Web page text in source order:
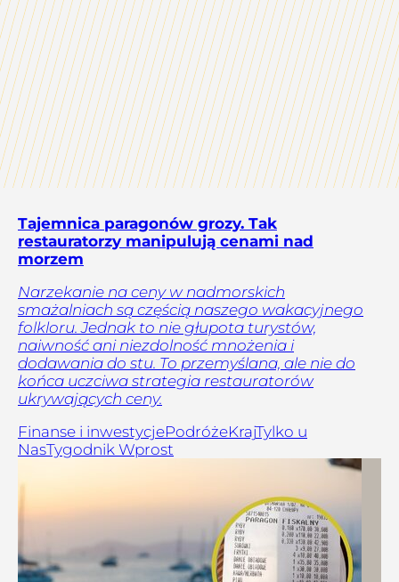
Tajemnica paragonów grozy. Tak
restauratorzy manipulują cenami nad
morzem
Narzekanie na ceny w nadmorskich
smażalniach są częścią naszego wakacyjnego
folkloru. Jednak to nie głupota turystów,
naiwność ani niezdolność mnożenia i
dodawania do stu. To przemyślana, ale nie do
końca uczciwa strategia restauratorów
ukrywających ceny.
Finanse i inwestycjePodróżeKrajTylko u
NasTygodnik Wprost